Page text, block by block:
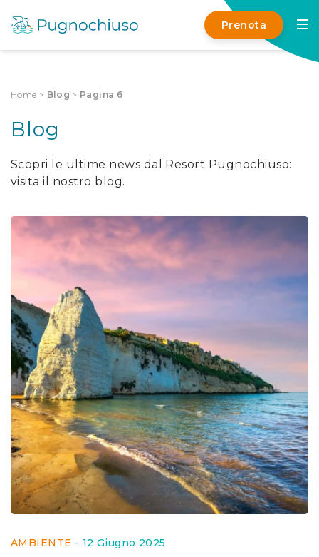
Prenota
Home > Blog > Pagina 6
Blog
Scopri le ultime news dal Resort Pugnochiuso:
visita il nostro blog.
AMBIENTE - 12 Giugno 2025